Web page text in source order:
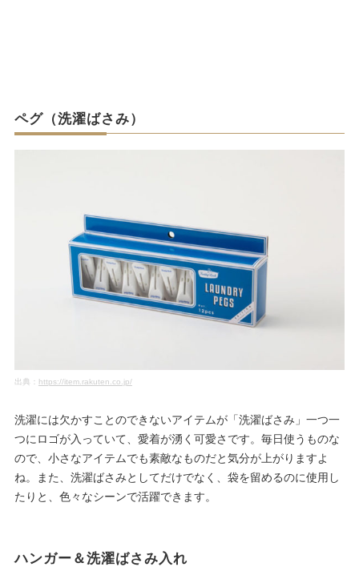
ペグ（洗濯ばさみ）
出典： https://item.rakuten.co.jp/
洗濯には欠かすことのできないアイテムが「洗濯ばさみ」一つ一
つにロゴが入っていて、愛着が湧く可愛さです。毎日使うものな
ので、小さなアイテムでも素敵なものだと気分が上がりますよ
ね。また、洗濯ばさみとしてだけでなく、袋を留めるのに使用し
たりと、色々なシーンで活躍できます。
ハンガー＆洗濯ばさみ入れ